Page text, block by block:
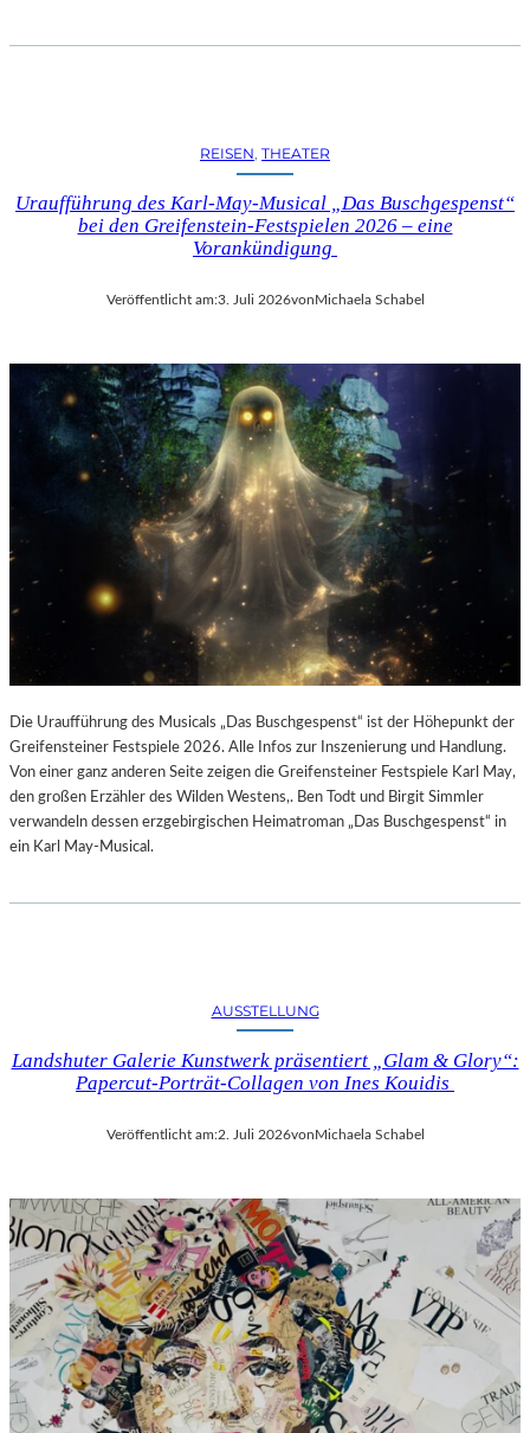
REISEN, THEATER
Uraufführung des Karl-May-Musical „Das Buschgespenst“
bei den Greifenstein-Festspielen 2026 – eine
Vorankündigung
Veröffentlicht am:3. Juli 2026vonMichaela Schabel
Die Uraufführung des Musicals „Das Buschgespenst“ ist der Höhepunkt der
Greifensteiner Festspiele 2026. Alle Infos zur Inszenierung und Handlung.
Von einer ganz anderen Seite zeigen die Greifensteiner Festspiele Karl May,
den großen Erzähler des Wilden Westens,. Ben Todt und Birgit Simmler
verwandeln dessen erzgebirgischen Heimatroman „Das Buschgespenst“ in
ein Karl May-Musical.
AUSSTELLUNG
Landshuter Galerie Kunstwerk präsentiert „Glam & Glory“:
Papercut-Porträt-Collagen von Ines Kouidis
Veröffentlicht am:2. Juli 2026vonMichaela Schabel